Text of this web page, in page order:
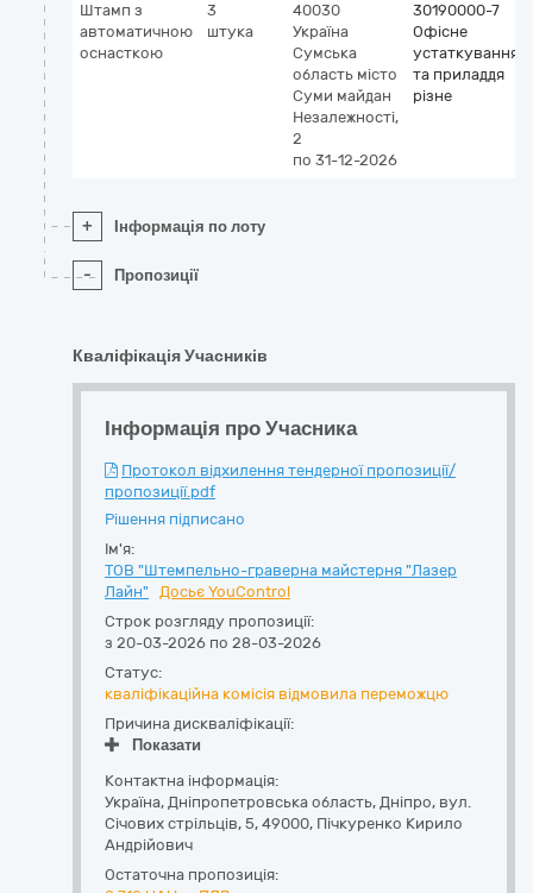
Штамп з
автоматичною
оснасткою
3
штука
40030
Україна
Сумська
область місто
Суми майдан
Незалежності,
2
по 31-12-2026
30190000-7
Офісне
устаткування
та приладдя
різне
+ Інформація по лоту
- Пропозиції
Кваліфікація Учасників
Інформація про Учасника
Протокол відхилення тендерної пропозиції/
пропозиції.pdf
Рішення підписано
Ім'я:
ТОВ "Штемпельно-граверна майстерня "Лазер
Лайн"
Досьє YouControl
Строк розгляду пропозиції:
з 20-03-2026 по 28-03-2026
Статус:
кваліфікаційна комісія відмовила переможцю
Причина дискваліфікації:
Показати
Контактна інформація:
Україна, Дніпропетровська область, Дніпро, вул.
Січових стрільців, 5, 49000, Пічкуренко Кирило
Андрійович
Остаточна пропозиція: